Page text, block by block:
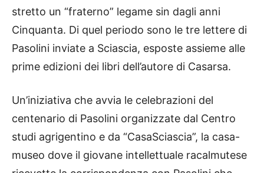
stretto un “fraterno” legame sin dagli anni
Cinquanta. Di quel periodo sono le tre lettere di
Pasolini inviate a Sciascia, esposte assieme alle
prime edizioni dei libri dell’autore di Casarsa.
Un’iniziativa che avvia le celebrazioni del
centenario di Pasolini organizzate dal Centro
studi agrigentino e da “CasaSciascia”, la casa-
museo dove il giovane intellettuale racalmutese